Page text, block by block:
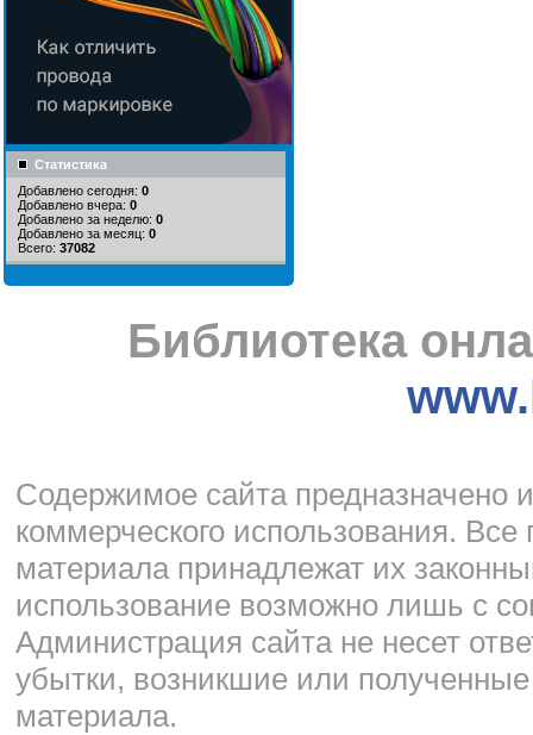
Статистика
Добавлено сегодня: 0
Добавлено вчера: 0
Добавлено за неделю: 0
Добавлено за месяц: 0
Всего: 37082
Библиотека
Cодержимое сайта предназначено
коммерческого использования.
материала принадлежат их
использование возможно лишь с
Администрация сайта не несет
убытки, возникшие или
материала.